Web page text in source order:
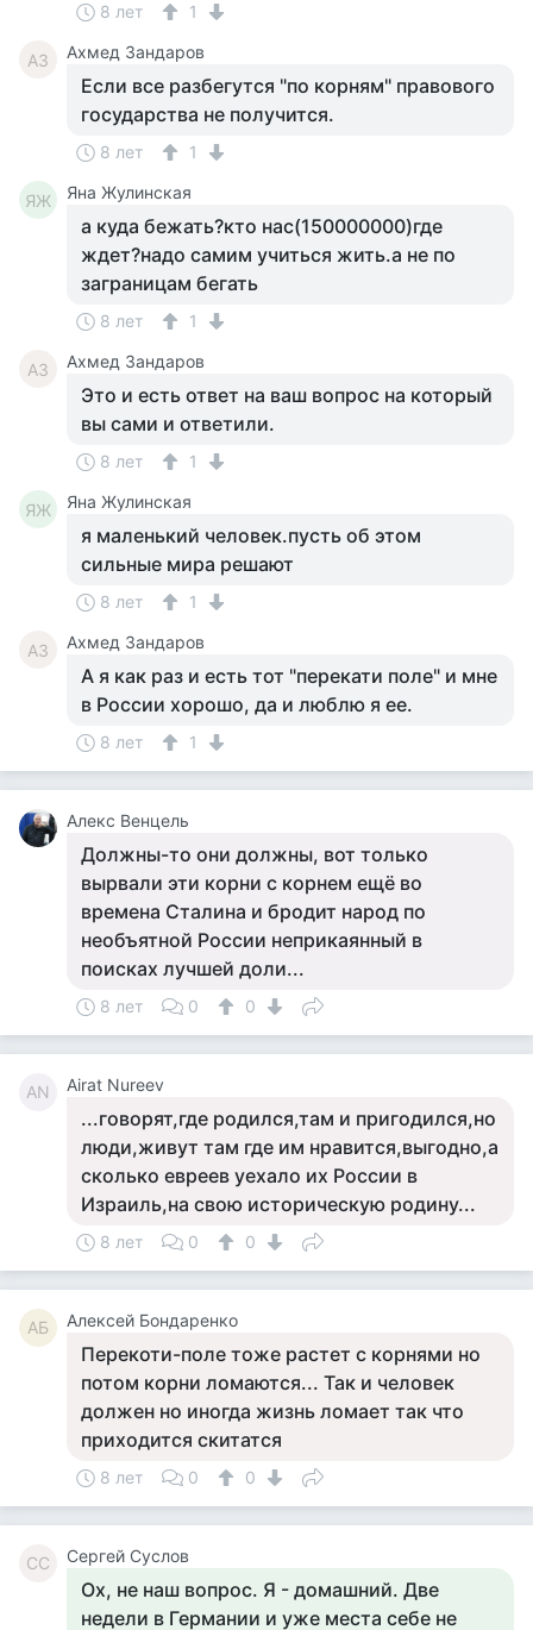
8 лет 1
АЗ Ахмед Зандаров
Если все разбегутся "по корням" правового
государства не получится.
8 лет 1
ЯЖ Яна Жулинская
а куда бежать?кто нас(150000000)где
ждет?надо самим учиться жить.а не по
заграницам бегать
8 лет 1
АЗ Ахмед Зандаров
Это и есть ответ на ваш вопрос на который
вы сами и ответили.
8 лет 1
ЯЖ Яна Жулинская
я маленький человек.пусть об этом
сильные мира решают
8 лет 1
АЗ Ахмед Зандаров
А я как раз и есть тот "перекати поле" и мне
в России хорошо, да и люблю я ее.
8 лет 1
Алекс Венцель
Должны-то они должны, вот только
вырвали эти корни с корнем ещё во
времена Сталина и бродит народ по
необъятной России неприкаянный в
поисках лучшей доли...
8 лет 0 0
AN Airat Nureev
...говорят,где родился,там и пригодился,но
люди,живут там где им нравится,выгодно,а
сколько евреев уехало их России в
Израиль,на свою историческую родину...
8 лет 0 0
АБ Алексей Бондаренко
Перекоти-поле тоже растет с корнями но
потом корни ломаются... Так и человек
должен но иногда жизнь ломает так что
приходится скитатся
8 лет 0 0
СС Сергей Суслов
Ох, не наш вопрос. Я - домашний. Две
недели в Германии и уже места себе не